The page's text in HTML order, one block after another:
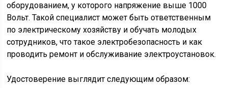
оборудованием, у которого напряжение выше 1000
Вольт. Такой специалист может быть ответственным
по электрическому хозяйству и обучать молодых
сотрудников, что такое электробезопасность и как
проводить ремонт и обслуживание электроустановок.
Удостоверение выглядит следующим образом: